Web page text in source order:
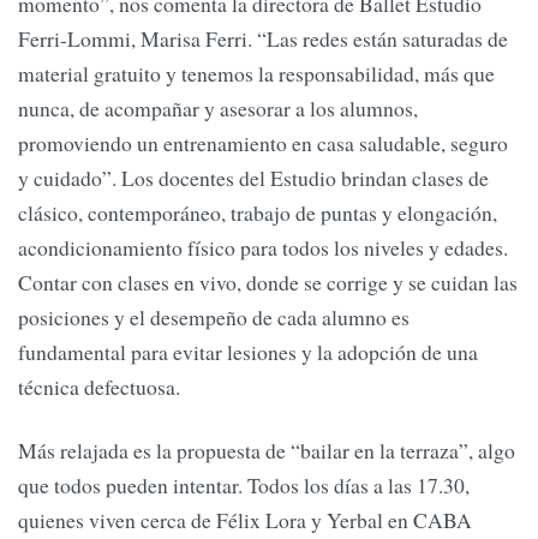
Ferri-Lommi, Marisa Ferri. “Las redes están saturadas de
material gratuito y tenemos la responsabilidad, más que
nunca, de acompañar y asesorar a los alumnos,
promoviendo un entrenamiento en casa saludable, seguro
y cuidado”. Los docentes del Estudio brindan clases de
clásico, contemporáneo, trabajo de puntas y elongación,
acondicionamiento físico para todos los niveles y edades.
Contar con clases en vivo, donde se corrige y se cuidan las
posiciones y el desempeño de cada alumno es
fundamental para evitar lesiones y la adopción de una
técnica defectuosa.
Más relajada es la propuesta de “bailar en la terraza”, algo
que todos pueden intentar. Todos los días a las 17.30,
quienes viven cerca de Félix Lora y Yerbal en CABA